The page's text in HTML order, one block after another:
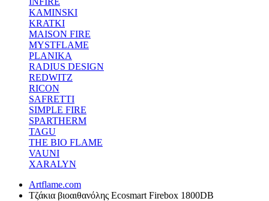
KAMINSKI
KRATKI
MAISON FIRE
MYSTFLAME
PLANIKA
RADIUS DESIGN
REDWITZ
RICON
SAFRETTI
SIMPLE FIRE
SPARTHERM
TAGU
THE BIO FLAME
VAUNI
XARALYN
Artflame.com
Τζάκια βιοαιθανόλης Ecosmart Firebox 1800DB